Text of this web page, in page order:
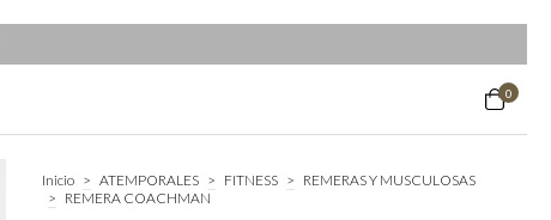
0
Inicio > ATEMPORALES > FITNESS > REMERAS Y MUSCULOSAS
> REMERA COACHMAN